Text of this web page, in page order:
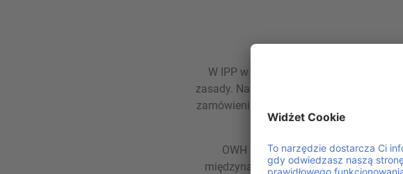
W IPP w centrum naszej współpracy
zasady. Nasze Ogólne Warunki
zamówieniami, dostawą i zwrotem
OWH IPP opierają się na
międzynarodowych. Dzięki temu